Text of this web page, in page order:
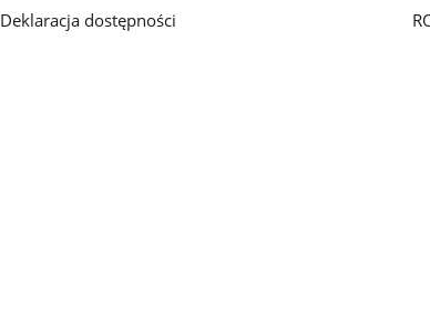
Deklaracja dostępności